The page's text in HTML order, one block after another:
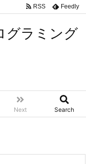
グラミング
Next Search
RSS Feedly